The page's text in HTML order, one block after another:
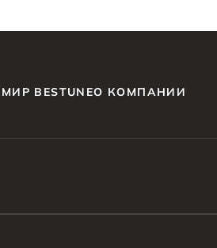
МИР BESTUNEО КОМПАНИИ